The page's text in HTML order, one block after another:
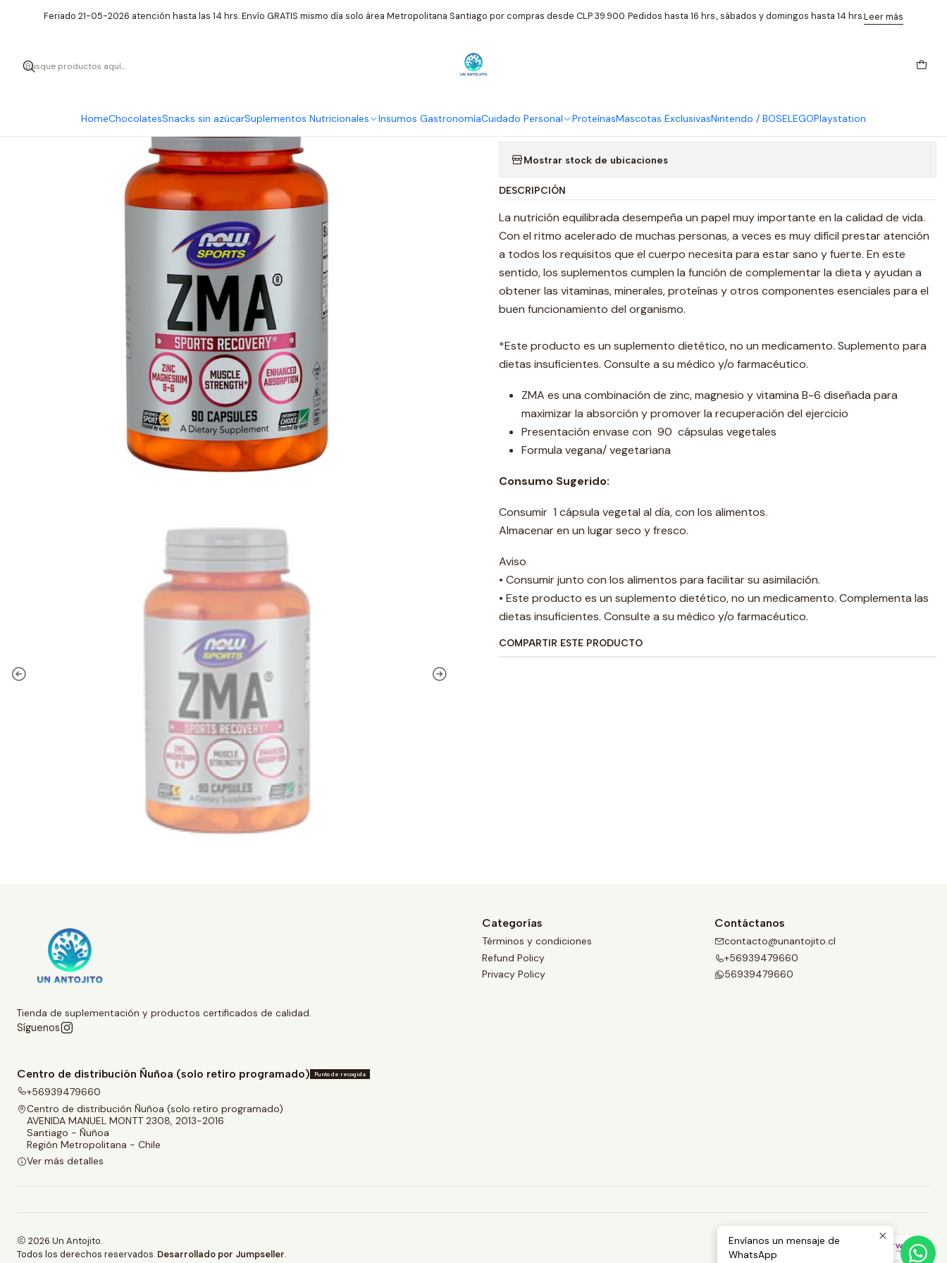
HomeChocolatesSnacks sin azúcarSuplementos Nutricionales Insumos GastronomíaCuidado Personal ProteínasMascotas ExclusivasNintendo / BOSELEGOPlaystation
Feriado 21-05-2026 atención hasta las 14 hrs. Envío GRATIS mismo día solo área Metropolitana Santiago por compras desde CLP 39.900. Pedidos hasta 16 hrs., sábados y domingos hasta 14 hrs.Leer más
Inicio Suplementos Nutricionales Now USA ZMA 800 mg 90 Capsulas Now
Cantidad
Agregar al Carro Comprar ahora
Mostrar stock de ubicaciones
DESCRIPCIÓN
La nutrición equilibrada desempeña un papel muy importante en la calidad de vida.
Con el ritmo acelerado de muchas personas, a veces es muy difícil prestar atención
a todos los requisitos que el cuerpo necesita para estar sano y fuerte. En este
sentido, los suplementos cumplen la función de complementar la dieta y ayudan a
obtener las vitaminas, minerales, proteínas y otros componentes esenciales para el
buen funcionamiento del organismo.
*Este producto es un suplemento dietético, no un medicamento. Suplemento para
dietas insuficientes. Consulte a su médico y/o farmacéutico.
ZMA es una combinación de zinc, magnesio y vitamina B-6 diseñada para
maximizar la absorción y promover la recuperación del ejercicio
Presentación envase con 90 cápsulas vegetales
Formula vegana/ vegetariana
Consumo Sugerido:
Consumir 1 cápsula vegetal al día, con los alimentos.
Almacenar en un lugar seco y fresco.
Aviso
• Consumir junto con los alimentos para facilitar su asimilación.
• Este producto es un suplemento dietético, no un medicamento. Complementa las
dietas insuficientes. Consulte a su médico y/o farmacéutico.
COMPARTIR ESTE PRODUCTO
Tienda de suplementación y productos certificados de calidad.
Síguenos
Categorías
Términos y condiciones
Refund Policy
Privacy Policy
Contáctanos
contacto@unantojito.cl
+56939479660
56939479660
Centro de distribución Ñuñoa (solo retiro programado) Punto de recogida
+56939479660
Centro de distribución Ñuñoa (solo retiro programado)
AVENIDA MANUEL MONTT 2308, 2013-2016
Santiago - Ñuñoa
Región Metropolitana - Chile
Ver más detalles
2026 Un Antojito.
Todos los derechos reservados. Desarrollado por Jumpseller.
Envíanos un mensaje de
WhatsApp